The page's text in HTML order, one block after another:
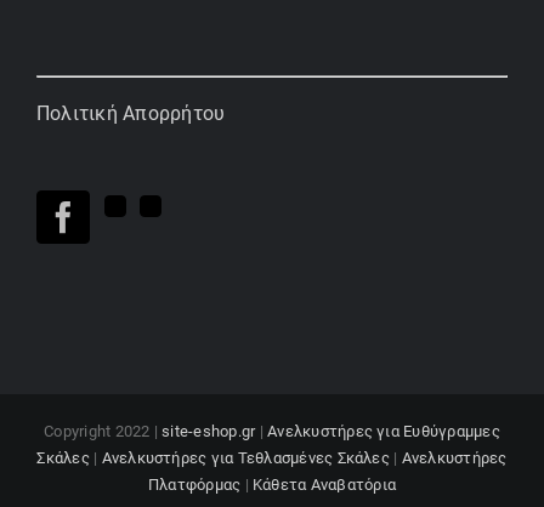
Πολιτική Απορρήτου
Copyright 2022 |site-eshop.gr|Ανελκυστήρες για Ευθύγραμμες
Σκάλες | Ανελκυστήρες για Τεθλασμένες Σκάλες | Ανελκυστήρες
Πλατφόρμας | Κάθετα Αναβατόρια